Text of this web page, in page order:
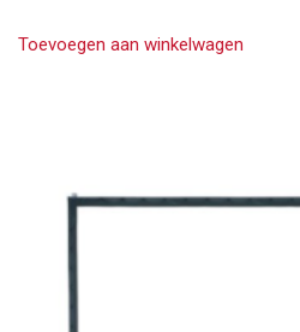
Toevoegen aan winkelwagen